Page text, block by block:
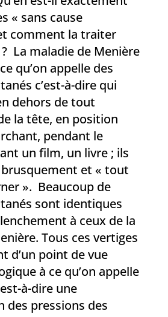
« sans cause
comment la traiter
La maladie de Menière
qu’on appelle des
c’est-à-dire qui
dehors de tout
la tête, en position
pendant le
un film, un livre ; ils
et « tout
». Beaucoup de
sont identiques
à ceux de la
Tous ces vertiges
d’un point de vue
à ce qu’on appelle
à-dire une
des pressions des